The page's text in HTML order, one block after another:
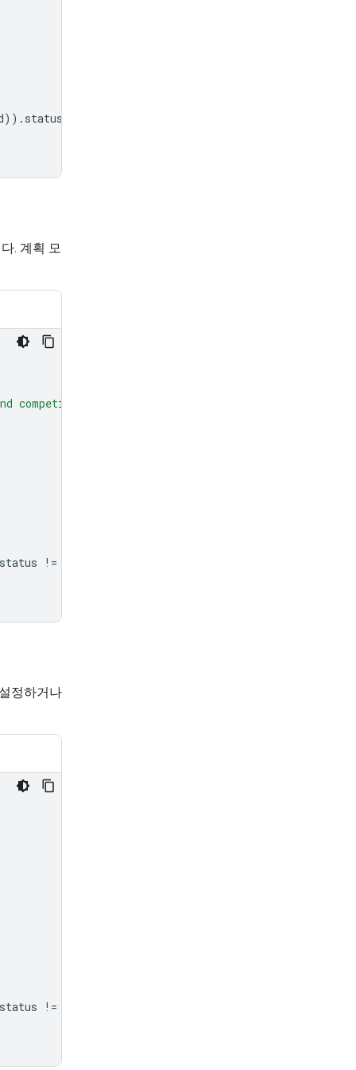
)) . status
. 계획 모
competitor hardware, and less on the history."
status !=
정하거나
status !=